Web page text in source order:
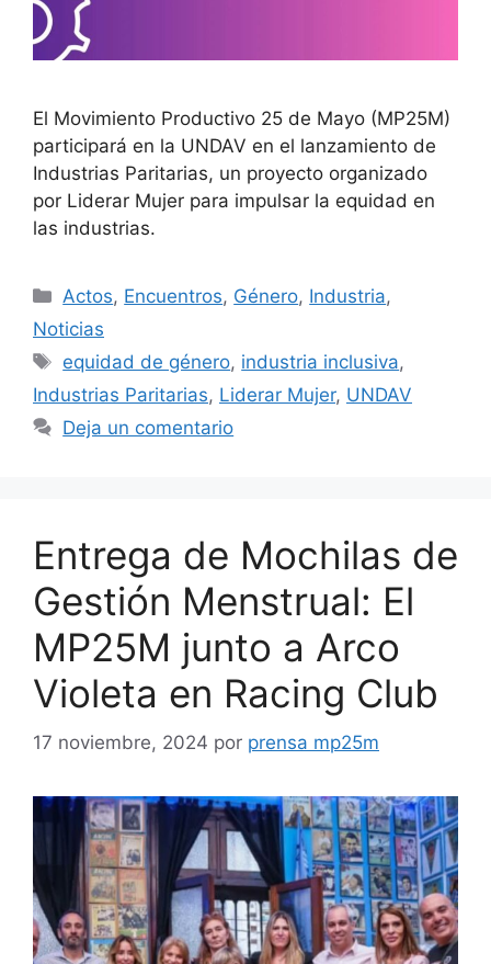
El Movimiento Productivo 25 de Mayo (MP25M)
participará en la UNDAV en el lanzamiento de
Industrias Paritarias, un proyecto organizado
por Liderar Mujer para impulsar la equidad en
las industrias.
Actos, Encuentros, Género, Industria,
Noticias
equidad de género, industria inclusiva,
Industrias Paritarias, Liderar Mujer, UNDAV
Deja un comentario
Entrega de Mochilas de
Gestión Menstrual: El
MP25M junto a Arco
Violeta en Racing Club
17 noviembre, 2024 por prensa mp25m